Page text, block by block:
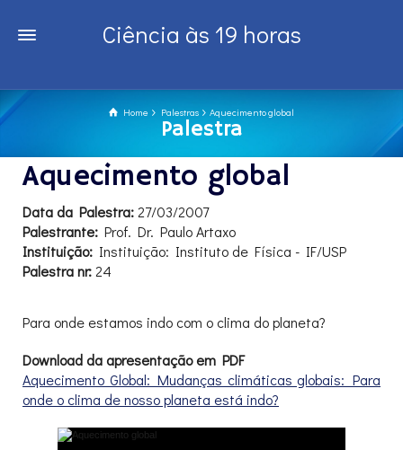
Ciência às 19 horas
Home Palestras Aquecimento global
Palestra
Aquecimento global
Data da Palestra:27/03/2007
Palestrante: Prof. Dr. Paulo Artaxo
Instituição: Instituição: Instituto de Física - IF/USP
Palestra nr:24
Para onde estamos indo com o clima do planeta?
Download da apresentação em PDF
Aquecimento Global: Mudanças climáticas globais: Para
onde o clima de nosso planeta está indo?